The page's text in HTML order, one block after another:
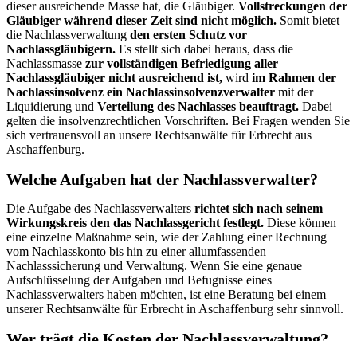
dieser ausreichende Masse hat, die Gläubiger. Vollstreckungen der
Gläubiger während dieser Zeit sind nicht möglich. Somit bietet
die Nachlassverwaltung den ersten Schutz vor
Nachlassgläubigern. Es stellt sich dabei heraus, dass die
Nachlassmasse zur vollständigen Befriedigung aller
Nachlassgläubiger nicht ausreichend ist, wird im Rahmen der
Nachlassinsolvenz ein Nachlassinsolvenzverwalter mit der
Liquidierung und Verteilung des Nachlasses beauftragt. Dabei
gelten die insolvenzrechtlichen Vorschriften. Bei Fragen wenden Sie
sich vertrauensvoll an unsere Rechtsanwälte für Erbrecht aus
Aschaffenburg.
Welche Aufgaben hat der Nachlassverwalter?
Die Aufgabe des Nachlassverwalters richtet sich nach seinem
Wirkungskreis den das Nachlassgericht festlegt. Diese können
eine einzelne Maßnahme sein, wie der Zahlung einer Rechnung
vom Nachlasskonto bis hin zu einer allumfassenden
Nachlasssicherung und Verwaltung. Wenn Sie eine genaue
Aufschlüsselung der Aufgaben und Befugnisse eines
Nachlassverwalters haben möchten, ist eine Beratung bei einem
unserer Rechtsanwälte für Erbrecht in Aschaffenburg sehr sinnvoll.